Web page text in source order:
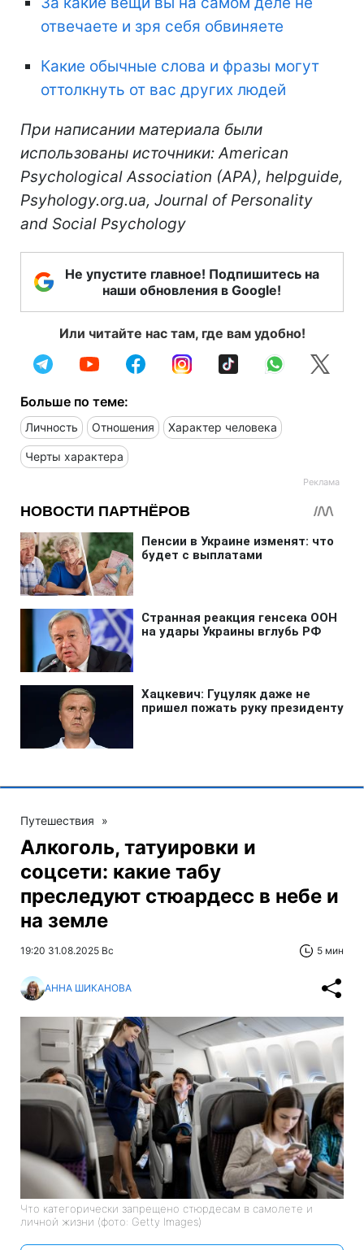
отвечаете и зря себя обвиняете
Какие обычные слова и фразы могут
оттолкнуть от вас других людей
При написании материала были
использованы источники: American
Psychological Association (APA), helpguide,
Psyhology.org.ua, Journal of Personality
and Social Psychology
Не упустите главное! Подпишитесь на
наши обновления в Google!
Или читайте нас там, где вам удобно!
Больше по теме:
Личность Отношения Характер человека
Черты характера
Путешествия »
Алкоголь, татуировки и
соцсети: какие табу
преследуют стюардесс в небе и
на земле
19:20 31.08.2025 Вс 5 мин
АННА ШИКАНОВА
Что категорически запрещено стюрдесам в самолете и
личной жизни (фото: Getty Images)